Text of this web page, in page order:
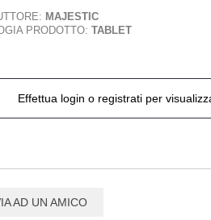
MAJESTIC
PRODOTTO: TABLET
Effettua login o registrati per
AD UN AMICO